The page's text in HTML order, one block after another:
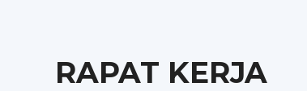
RAPAT KERJA